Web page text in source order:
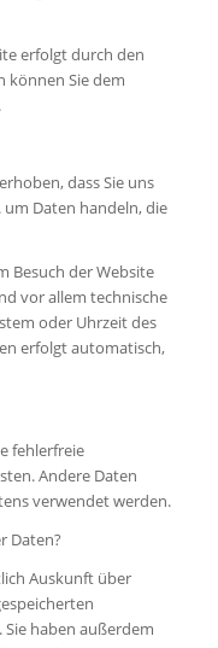
erfolgt durch den
können Sie dem
dass Sie uns
um Daten handeln, die
Besuch der Website
vor allem technische
oder Uhrzeit des
erfolgt automatisch,
fehlerfreie
Andere Daten
verwendet werden.
Daten?
Auskunft über
haben außerdem